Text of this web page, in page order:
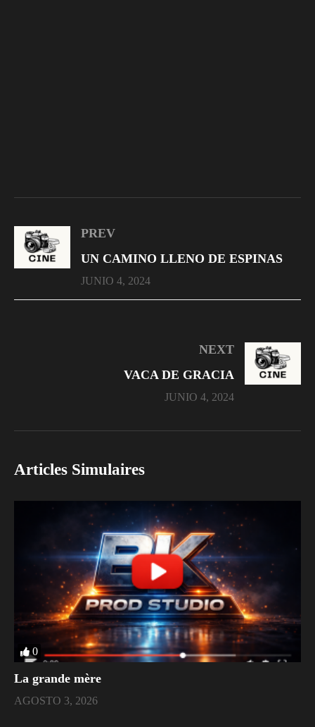
PREV
UN CAMINO LLENO DE ESPINAS
JUNIO 4, 2024
NEXT
VACA DE GRACIA
JUNIO 4, 2024
Articles Simulaires
0
La grande mère
AGOSTO 3, 2026